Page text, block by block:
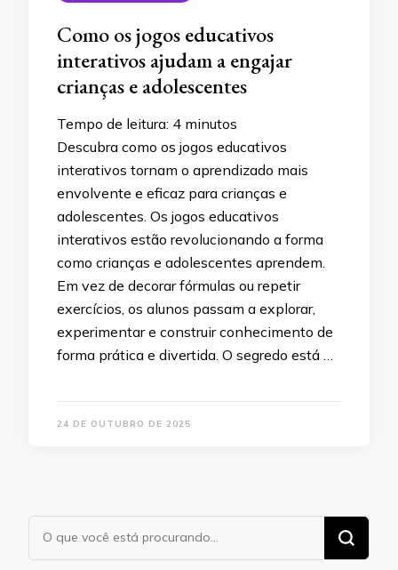
Como os jogos educativos
interativos ajudam a engajar
crianças e adolescentes
Tempo de leitura: 4 minutos
Descubra como os jogos educativos
interativos tornam o aprendizado mais
envolvente e eficaz para crianças e
adolescentes. Os jogos educativos
interativos estão revolucionando a forma
como crianças e adolescentes aprendem.
Em vez de decorar fórmulas ou repetir
exercícios, os alunos passam a explorar,
experimentar e construir conhecimento de
forma prática e divertida. O segredo está …
24 DE OUTUBRO DE 2025
Procurando
algo?